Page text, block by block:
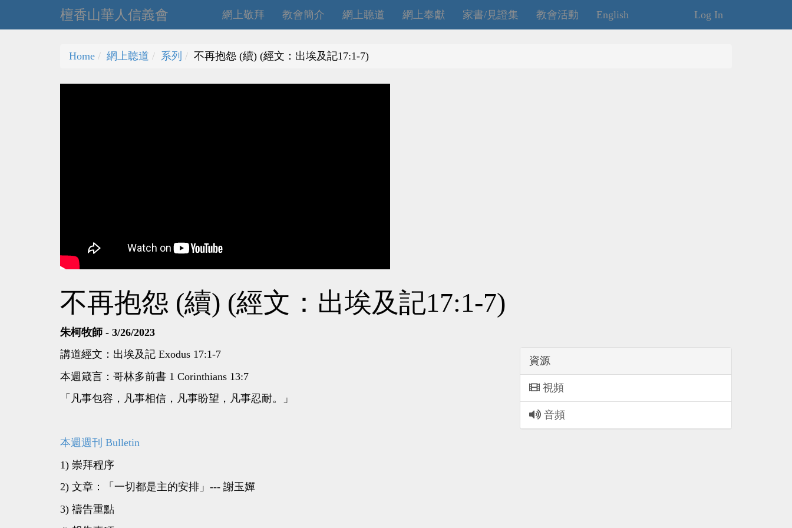
檀香山華人信義會 Log In
網上敬拜 教會簡介 網上聼道 網上奉獻 家書/見證集 教會活動 English
Home 網上聼道 系列 不再抱怨 (續) (經文：出埃及記17:1-7)
不再抱怨 (續) (經文：出埃及記17:1-7)
朱柯牧師 - 3/26/2023
講道經文：出埃及記 Exodus 17:1-7
本週箴言：哥林多前書 1 Corinthians 13:7
「凡事包容，凡事相信，凡事盼望，凡事忍耐。」
本週週刊 Bulletin
1) 崇拜程序
2) 文章：「一切都是主的安排」--- 謝玉嬋
3) 禱告重點
資源
視頻
音頻